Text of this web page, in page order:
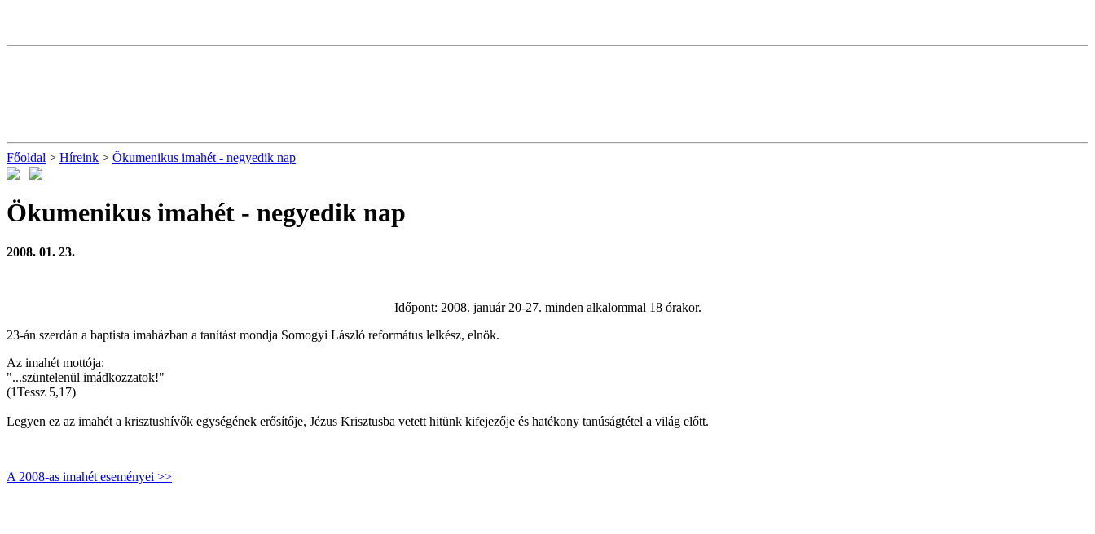
Főoldal > Híreink > Ökumenikus imahét - negyedik nap
Ökumenikus imahét - negyedik nap
2008. 01. 23.
Időpont: 2008. január 20-27. minden alkalommal 18 órakor.
23-án szerdán a baptista imaházban a tanítást mondja Somogyi László református lelkész, elnök.
Az imahét mottója:
"...szüntelenül imádkozzatok!"
(1Tessz 5,17)
Legyen ez az imahét a krisztushívők egységének erősítője, Jézus Krisztusba vetett hitünk kifejezője és hatékony tanúságtétel a világ előtt.
A 2008-as imahét eseményei >>